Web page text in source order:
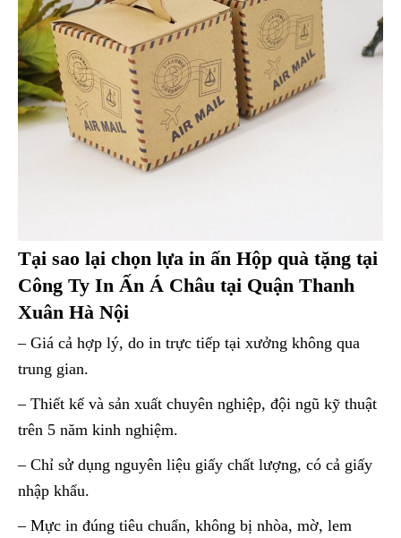
Tại sao lại chọn lựa in ấn Hộp quà tặng tại
Công Ty In Ấn Á Châu tại Quận Thanh
Xuân Hà Nội
– Giá cả hợp lý, do in trực tiếp tại xưởng không qua
trung gian.
– Thiết kế và sản xuất chuyên nghiệp, đội ngũ kỹ thuật
trên 5 năm kinh nghiệm.
– Chỉ sử dụng nguyên liệu giấy chất lượng, có cả giấy
nhập khẩu.
– Mực in đúng tiêu chuẩn, không bị nhòa, mờ, lem